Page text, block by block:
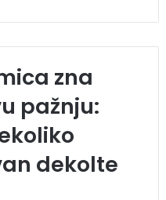
zna
pažnju:
dekolte